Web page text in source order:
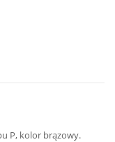
P, kolor brązowy.